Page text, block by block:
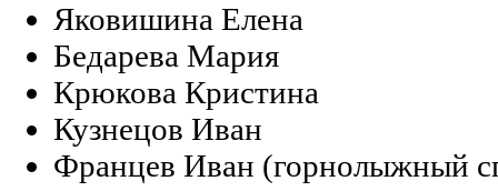
Яковишина Елена
Бедарева Мария
Крюкова Кристина
Кузнецов Иван
Францев Иван (горнолыжный